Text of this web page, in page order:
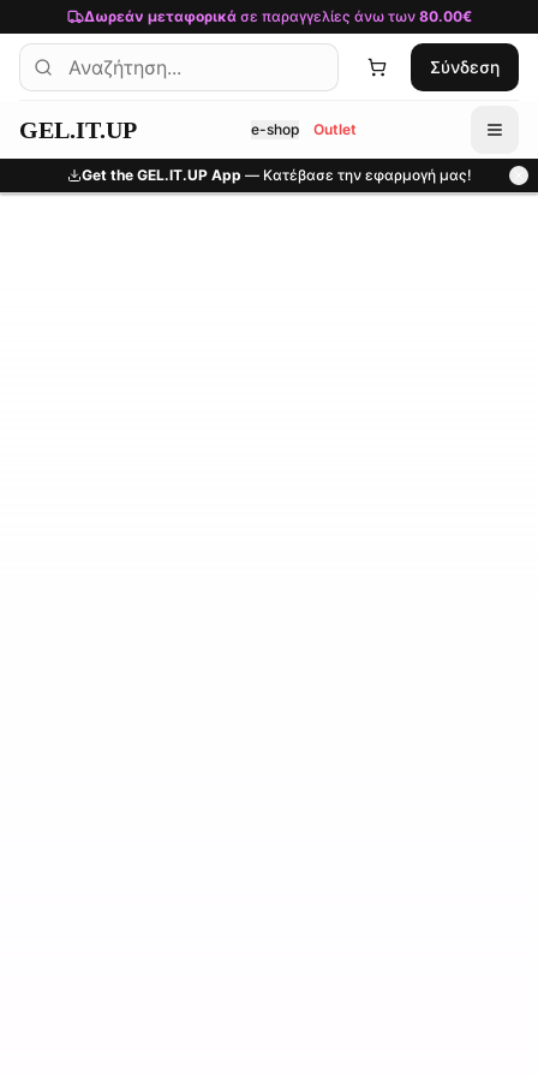
Μετάβαση στο κύριο περιεχόμενο
Δωρεάν μεταφορικάσε παραγγελίες άνω των 80.00€
Σύνδεση
GEL.IT.UP e-shop Outlet
Get the GEL.IT.UP App — Κατέβασε την εφαρμογή μας!